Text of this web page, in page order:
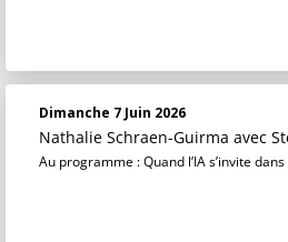
Dimanche 7 Juin 2026
Nathalie Schraen-Guirma avec
Au programme : Quand l’IA s’invite